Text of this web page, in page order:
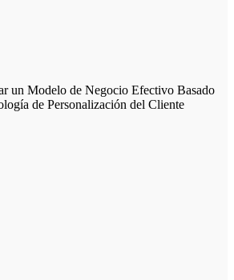
un Modelo de Negocio Efectivo Basado
de Personalización del Cliente